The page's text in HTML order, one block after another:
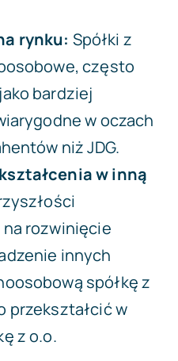
rynku: Spółki z
często
bardziej
w oczach
niż JDG.
w inną
rozwinięcie
innych
spółkę z
przekształcić w
z o.o.